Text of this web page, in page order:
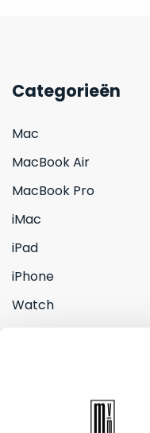
Categorieën
Mac
MacBook Air
MacBook Pro
iMac
iPad
iPhone
Watch